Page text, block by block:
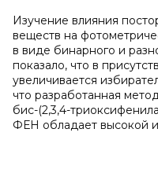
Изучение влияния
веществ на
в виде бинарного и
показало, что в
увеличивается
что разработанная
бис-(2,3,4-
ФЕН обладает высокой